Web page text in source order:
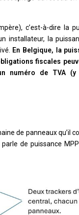
c’est-à-dire la
installateur, la
En Belgique, la
fiscales
numéro de TVA
de panneaux qu’il
de puissance